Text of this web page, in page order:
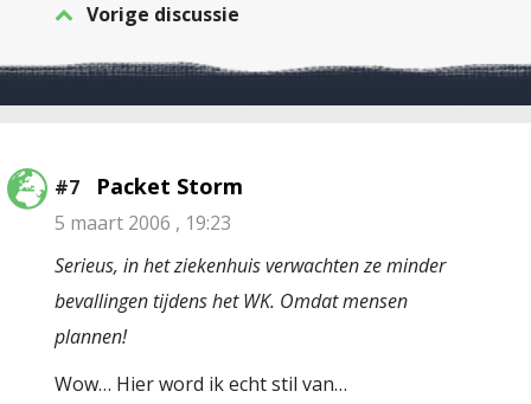
Vorige discussie
#7 Packet Storm
5 maart 2006 , 19:23
Serieus, in het ziekenhuis verwachten ze minder
bevallingen tijdens het WK. Omdat mensen
plannen!
Wow… Hier word ik echt stil van…